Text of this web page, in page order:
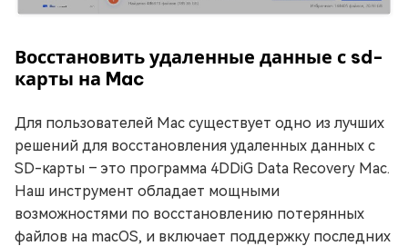
Восстановить удаленные данные с sd-
карты на Mac
Для пользователей Mac существует одно из лучших
решений для восстановления удаленных данных с
SD-карты – это программа 4DDiG Data Recovery Mac.
Наш инструмент обладает мощными
возможностями по восстановлению потерянных
файлов на macOS, и включает поддержку последних